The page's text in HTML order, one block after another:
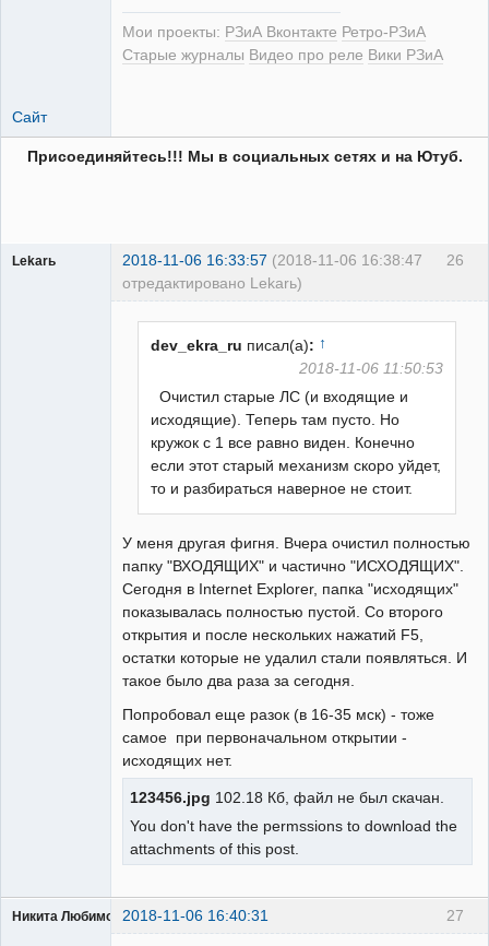
Мои проекты: РЗиА Вконтакте Ретро-РЗиА
Старые журналы Видео про реле Вики РЗиА
Сайт
Присоединяйтесь!!! Мы в социальных сетях и на Ютуб.
26
Lekarь 2018-11-06 16:33:57 (2018-11-06 16:38:47
отредактировано Lekarь)
dev_ekra_ru писал(а): ↑
2018-11-06 11:50:53
Очистил старые ЛС (и входящие и
исходящие). Теперь там пусто. Но
кружок с 1 все равно виден. Конечно
если этот старый механизм скоро уйдет,
то и разбираться наверное не стоит.
У меня другая фигня. Вчера очистил полностью
папку "ВХОДЯЩИХ" и частично "ИСХОДЯЩИХ".
Сегодня в Internet Explorer, папка "исходящих"
показывалась полностью пустой. Со второго
открытия и после нескольких нажатий F5,
остатки которые не удалил стали появляться. И
такое было два раза за сегодня.
Попробовал еще разок (в 16-35 мск) - тоже
самое при первоначальном открытии -
исходящих нет.
123456.jpg 102.18 Кб, файл не был скачан.
You don't have the permssions to download the
attachments of this post.
27
Никита Любимов 2018-11-06 16:40:31